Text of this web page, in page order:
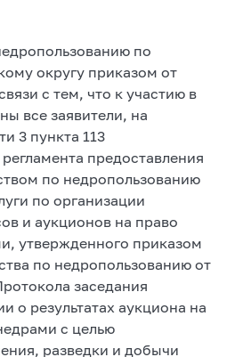
по
округу приказом от
с тем, что к участию в
все заявители, на
3 пункта 113
предоставления
по недропользованию
по организации
и аукционов на право
утвержденного приказом
по недропользованию от
заседания
о результатах аукциона на
с целью
разведки и добычи